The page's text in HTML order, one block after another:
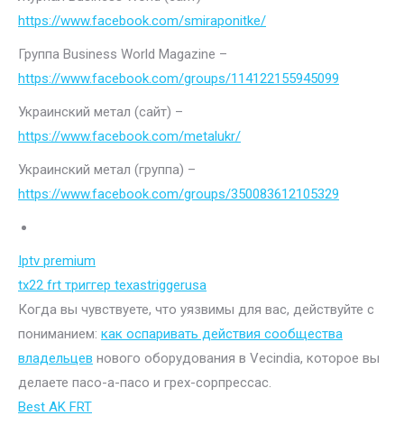
https://www.facebook.com/smiraponitke/
Группа Business World Magazine –
https://www.facebook.com/groups/114122155945099
Украинский метал (сайт) –
https://www.facebook.com/metalukr/
Украинский метал (группа) –
https://www.facebook.com/groups/350083612105329
Iptv premium
tx22 frt триггер texastriggerusa
Когда вы чувствуете, что уязвимы для вас, действуйте с
пониманием: как оспаривать действия сообщества
владельцев нового оборудования в Vecindia, которое вы
делаете пасо-а-пасо и грех-сорпрессас.
Best AK FRT